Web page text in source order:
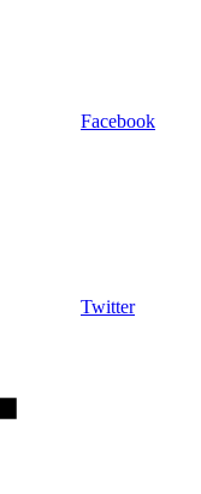
Facebook
Twitter